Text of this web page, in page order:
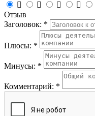

  
Отзыв
Заголовок: *
Плюсы: *
Минусы: *
Комментарий: *